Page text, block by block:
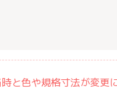
と色や規格寸法が変更